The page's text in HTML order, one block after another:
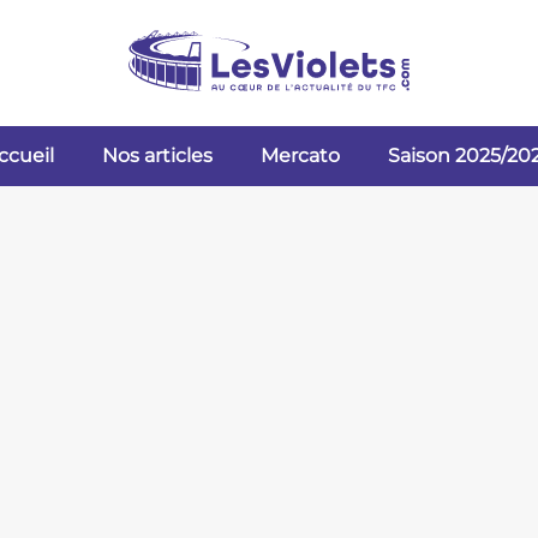
Nos articles Mercato Saison 2025/